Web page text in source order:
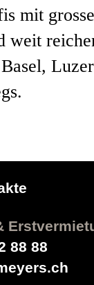
mit
weit
88 88